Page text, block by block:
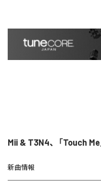
Mii & T3N4、「Touch
新曲情報